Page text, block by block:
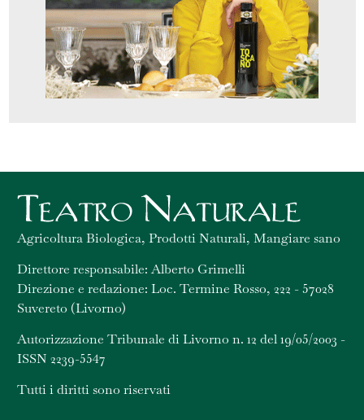
Agricoltura Biologica, Prodotti Naturali, Mangiare sano
Direttore responsabile: Alberto Grimelli
Direzione e redazione: Loc. Termine Rosso, 222 - 57028
Suvereto (Livorno)
Autorizzazione Tribunale di Livorno n. 12 del 19/05/2003 -
ISSN 2239-5547
Tutti i diritti sono riservati